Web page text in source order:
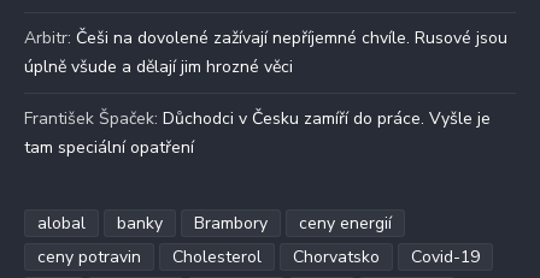
Arbitr: Češi na dovolené zažívají nepříjemné chvíle. Rusové jsou
úplně všude a dělají jim hrozné věci
František Špaček: Důchodci v Česku zamíří do práce. Vyšle je
tam speciální opatření
alobal banky Brambory
ceny energií
ceny potravin
Cholesterol Chorvatsko
Covid-19